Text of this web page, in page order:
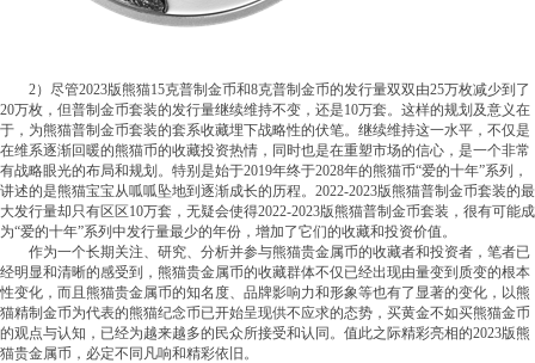
2）尽管2023版熊猫15克普制金币和8克普制金币的发行量双双由25万枚减少到了
20万枚，但普制金币套装的发行量继续维持不变，还是10万套。这样的规划及意义在
于，为熊猫普制金币套装的套系收藏埋下战略性的伏笔。继续维持这一水平，不仅是
在维系逐渐回暖的熊猫币的收藏投资热情，同时也是在重塑市场的信心，是一个非常
有战略眼光的布局和规划。特别是始于2019年终于2028年的熊猫币“爱的十年”系列，
讲述的是熊猫宝宝从呱呱坠地到逐渐成长的历程。2022-2023版熊猫普制金币套装的最
大发行量却只有区区10万套，无疑会使得2022-2023版熊猫普制金币套装，很有可能成
为“爱的十年”系列中发行量最少的年份，增加了它们的收藏和投资价值。
作为一个长期关注、研究、分析并参与熊猫贵金属币的收藏者和投资者，笔者已
经明显和清晰的感受到，熊猫贵金属币的收藏群体不仅已经出现由量变到质变的根本
性变化，而且熊猫贵金属币的知名度、品牌影响力和形象等也有了显著的变化，以熊
猫精制金币为代表的熊猫纪念币已开始呈现供不应求的态势，买黄金不如买熊猫金币
的观点与认知，已经为越来越多的民众所接受和认同。值此之际精彩亮相的2023版熊
猫贵金属币，必定不同凡响和精彩依旧。